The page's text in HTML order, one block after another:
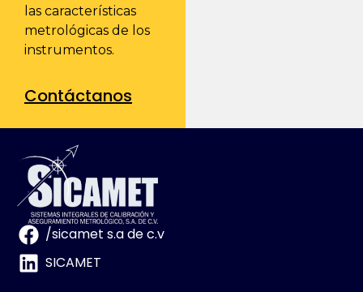
las características
metrológicas de los
instrumentos.
Contáctanos
/sicamet s.a de c.v
SICAMET